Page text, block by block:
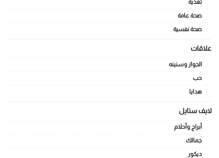
تغذية
صحة عامة
صحة نفسية
علاقات
الجواز وسنينه
حب
هدايا
لايف ستايل
أبراج وأحلام
جمالك
ديكور